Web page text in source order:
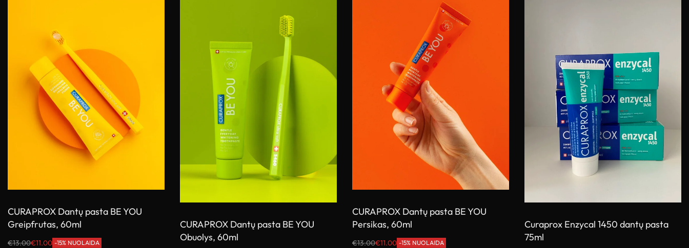
CURAPROX Dantų pasta BE YOU
Greipfrutas, 60ml
€13.00€11.00 -15% NUOLAIDA
CURAPROX Dantų pasta BE YOU
Obuolys, 60ml
CURAPROX Dantų pasta BE YOU
Persikas, 60ml
€13.00€11.00 -15% NUOLAIDA
Curaprox Enzycal 1450 dantų pasta
75ml